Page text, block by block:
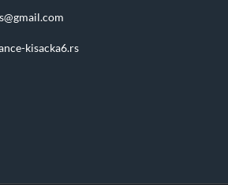
kisacka6.rs